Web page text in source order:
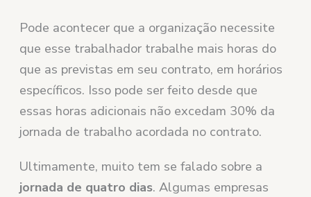
Pode acontecer que a organização necessite
que esse trabalhador trabalhe mais horas do
que as previstas em seu contrato, em horários
específicos. Isso pode ser feito desde que
essas horas adicionais não excedam 30% da
jornada de trabalho acordada no contrato.
Ultimamente, muito tem se falado sobre a
jornada de quatro dias. Algumas empresas